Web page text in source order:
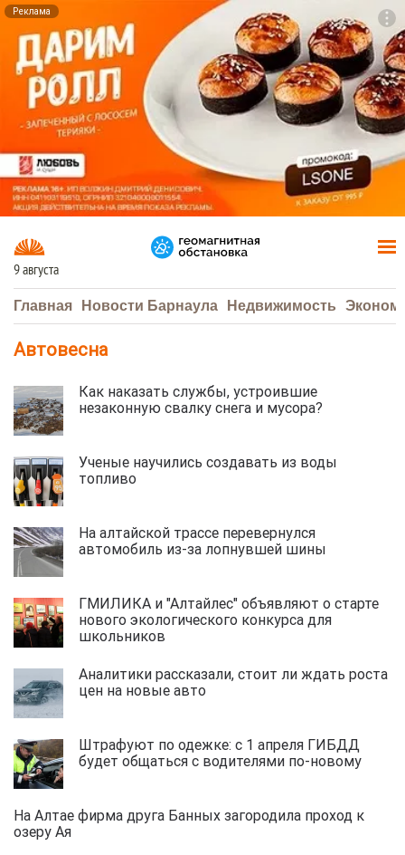
Реклама
9 августа
Главная Новости Барнаула Недвижимость
Автовесна
Как наказать службы, устроившие
незаконную свалку снега и мусора?
Ученые научились создавать из воды
топливо
На алтайской трассе перевернулся
автомобиль из-за лопнувшей шины
ГМИЛИКА и "Алтайлес" объявляют о старте
нового экологического конкурса для
школьников
Аналитики рассказали, стоит ли ждать роста
цен на новые авто
Штрафуют по одежке: с 1 апреля ГИБДД
будет общаться с водителями по-новому
На Алтае фирма друга Банных загородила проход к
озеру Ая